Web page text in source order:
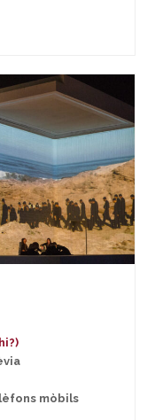
mòbils